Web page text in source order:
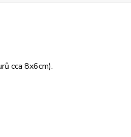
cca 8x6cm).